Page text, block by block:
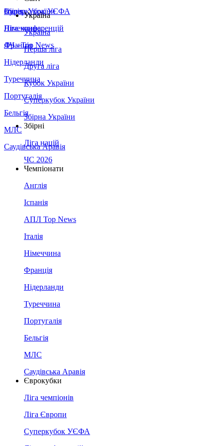
Збірна України
Італія
Німеччина
Франція
Нідерланди
Туреччина
Португалія
Бельгія
МЛС
Саудівська Аравія
Суперкубок УЄФА
Ліга конференцій
ЛЧ - Top News
Україна
Україна
Перша ліга
Друга ліга
Кубок України
Суперкубок України
Збірна України
Збірні
Ліга націй
ЧС 2026
Чемпіонати
Англія
Іспанія
АПЛ Top News
Італія
Німеччина
Франція
Нідерланди
Туреччина
Португалія
Бельгія
МЛС
Саудівська Аравія
Єврокубки
Ліга чемпіонів
Ліга Європи
Суперкубок УЄФА